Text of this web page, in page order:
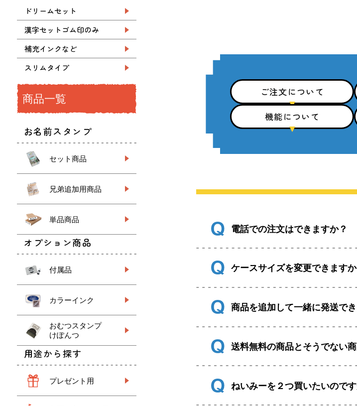
ドリームセット
漢字セットゴム印のみ
補充インクなど
スリムタイプ
商品一覧
お名前スタンプ
セット商品
兄弟追加用商品
単品商品
オプション商品
付属品
カラーインク
おむつスタンプ
けぽんつ
用途から探す
プレゼント用
ご注文について
機能について
電話での注文はできますか？
ケースサイズを変更できますか
商品を追加して一緒に発送で
送料無料の商品とそうでない
ねいみーを２つ買いたいので